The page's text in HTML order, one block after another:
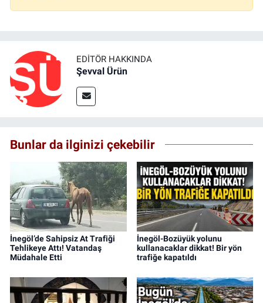
EDITÖR HAKKINDA
Şevval Ürün
Bunlar da ilginizi çekebilir
İnegöl’de Sahipsiz At Trafiği
Tehlikeye Attı! Vatandaş
Müdahale Etti
İnegöl-Bozüyük yolunu
kullanacaklar dikkat! Bir yön
trafiğe kapatıldı